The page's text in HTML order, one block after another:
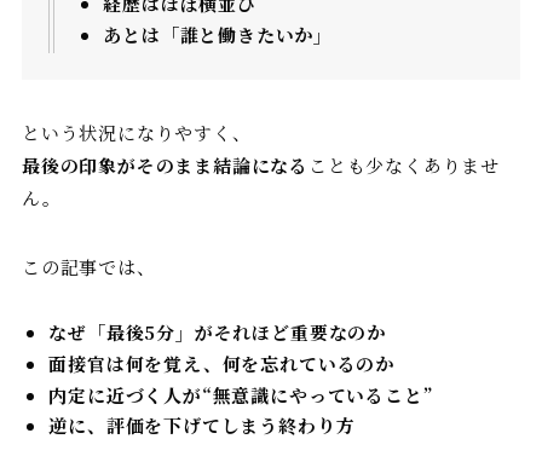
あとは「誰と働きたいか」
という状況になりやすく、
最後の印象がそのまま結論になる ことも少なくありませ
ん。
この記事では、
なぜ「最後5分」がそれほど重要なのか
面接官は何を覚え、何を忘れているのか
内定に近づく人が“無意識にやっていること”
逆に、評価を下げてしまう終わり方